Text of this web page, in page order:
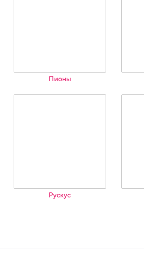
Пионы
Рускус